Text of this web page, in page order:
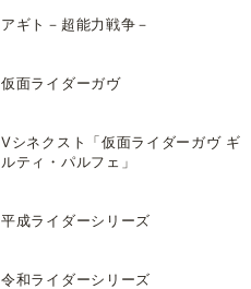
アギト－超能力戦争－
仮面ライダーガヴ
Vシネクスト「仮面ライダーガヴ ギ
ルティ・パルフェ」
平成ライダーシリーズ
令和ライダーシリーズ